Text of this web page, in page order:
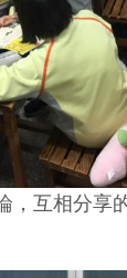
，互相分享